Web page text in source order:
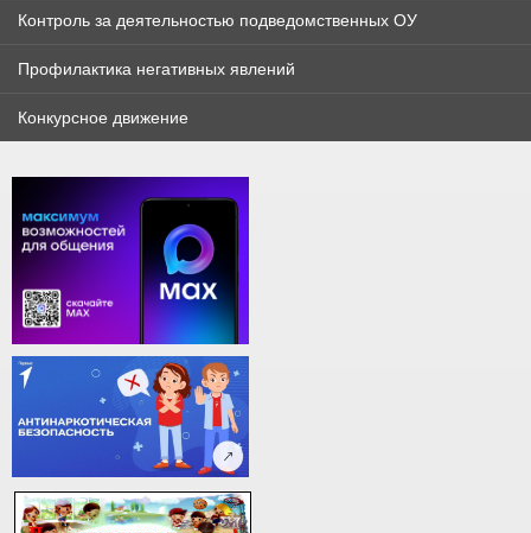
Контроль за деятельностью подведомственных ОУ
Профилактика негативных явлений
Конкурсное движение